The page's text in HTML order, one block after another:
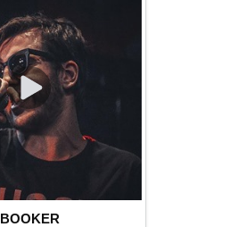
BOOKER